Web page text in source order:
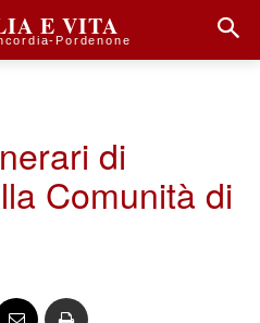
E VITA
Pordenone
di
Comunità di